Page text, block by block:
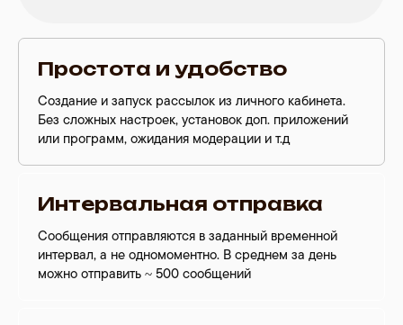
Простота и удобство
Создание и запуск рассылок из личного кабинета.
Без сложных настроек, установок доп. приложений
или программ, ожидания модерации и т.д
Интервальная отправка
Сообщения отправляются в заданный временной
интервал, а не одномоментно. В среднем за день
можно отправить ~ 500 сообщений